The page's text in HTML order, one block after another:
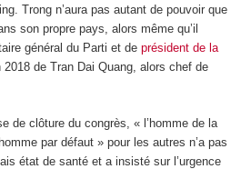
Trong n’aura pas autant de pouvoir que
son propre pays, alors même qu’il
général du Parti et de président de la
de Tran Dai Quang, alors chef de
de clôture du congrès, « l’homme de la
par défaut » pour les autres n’a pas
état de santé et a insisté sur l’urgence